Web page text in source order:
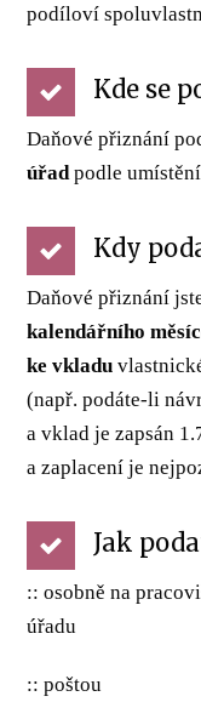
podíloví
Kde se
Daňové přiznání
úřad podle
Kdy
Daňové přiznání
kalendářního
ke vkladu
(např. podáte-li
a vklad je zapsán
a zaplacení je
Jak
:: osobně na
úřadu
:: poštou